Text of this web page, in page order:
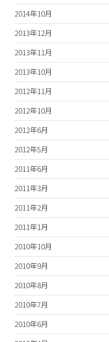
2014年10月
2013年12月
2013年11月
2013年10月
2012年11月
2012年10月
2012年6月
2012年5月
2011年6月
2011年3月
2011年2月
2011年1月
2010年10月
2010年9月
2010年8月
2010年7月
2010年6月